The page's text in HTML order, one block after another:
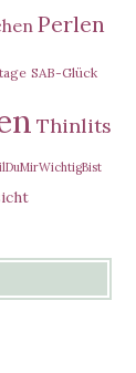
Perlen
SAB-Glück
Thinlits